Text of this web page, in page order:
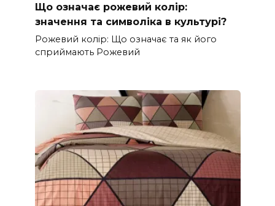
Що означає рожевий колір:
значення та символіка в культурі?
Рожевий колір: Що означає та як його
сприймають Рожевий